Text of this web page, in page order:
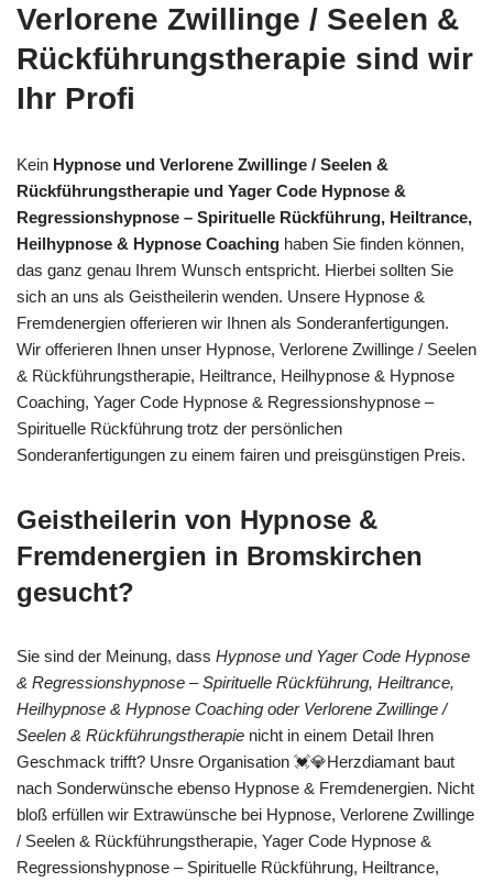
Verlorene Zwillinge / Seelen &
Rückführungstherapie sind wir
Ihr Profi
Kein Hypnose und Verlorene Zwillinge / Seelen &
Rückführungstherapie und Yager Code Hypnose &
Regressionshypnose – Spirituelle Rückführung, Heiltrance,
Heilhypnose & Hypnose Coaching haben Sie finden können,
das ganz genau Ihrem Wunsch entspricht. Hierbei sollten Sie
sich an uns als Geistheilerin wenden. Unsere Hypnose &
Fremdenergien offerieren wir Ihnen als Sonderanfertigungen.
Wir offerieren Ihnen unser Hypnose, Verlorene Zwillinge / Seelen
& Rückführungstherapie, Heiltrance, Heilhypnose & Hypnose
Coaching, Yager Code Hypnose & Regressionshypnose –
Spirituelle Rückführung trotz der persönlichen
Sonderanfertigungen zu einem fairen und preisgünstigen Preis.
Geistheilerin von Hypnose &
Fremdenergien in Bromskirchen
gesucht?
Sie sind der Meinung, dass Hypnose und Yager Code Hypnose
& Regressionshypnose – Spirituelle Rückführung, Heiltrance,
Heilhypnose & Hypnose Coaching oder Verlorene Zwillinge /
Seelen & Rückführungstherapie nicht in einem Detail Ihren
Geschmack trifft? Unsre Organisation 💓️💎Herzdiamant baut
nach Sonderwünsche ebenso Hypnose & Fremdenergien. Nicht
bloß erfüllen wir Extrawünsche bei Hypnose, Verlorene Zwillinge
/ Seelen & Rückführungstherapie, Yager Code Hypnose &
Regressionshypnose – Spirituelle Rückführung, Heiltrance,